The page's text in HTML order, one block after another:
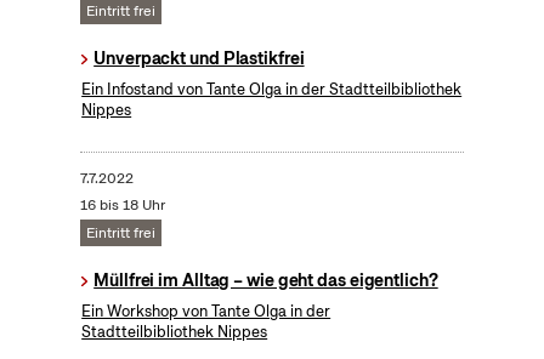
Eintritt frei
Unverpackt und Plastikfrei
Ein Infostand von Tante Olga in der Stadtteilbibliothek
Nippes
7.7.2022
16 bis 18 Uhr
Eintritt frei
Müllfrei im Alltag – wie geht das eigentlich?
Ein Workshop von Tante Olga in der
Stadtteilbibliothek Nippes